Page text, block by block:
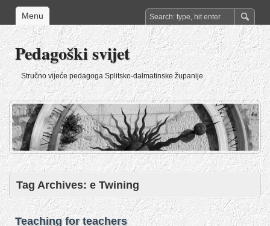
Menu
Pedagoški svijet
Stručno vijeće pedagoga Splitsko-dalmatinske županije
Tag Archives: e Twining
Teaching for teachers